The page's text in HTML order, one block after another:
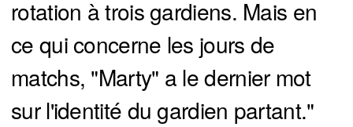
rotation à trois gardiens. Mais en
ce qui concerne les jours de
matchs, "Marty" a le dernier mot
sur l'identité du gardien partant."